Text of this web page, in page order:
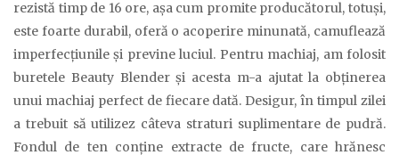
rezistă timp de 16 ore, aşa cum promite producătorul, totuşi,
este foarte durabil, oferă o acoperire minunată, camuflează
imperfecţiunile şi previne luciul. Pentru machiaj, am folosit
buretele Beauty Blender şi acesta m-a ajutat la obţinerea
unui machiaj perfect de fiecare dată. Desigur, în timpul zilei
a trebuit să utilizez câteva straturi suplimentare de pudră.
Fondul de ten conţine extracte de fructe, care hrănesc